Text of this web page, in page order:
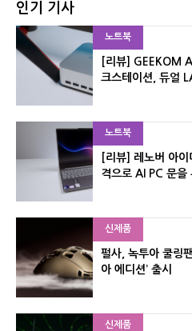
인기 기사
노트북
[리뷰] GEEKOM
크스테이션, 듀얼
노트북
[리뷰] 레노버 아
격으로 AI PC 문을
신제품
펄사, 녹투아 쿨링
아 에디션’ 출시
신제품